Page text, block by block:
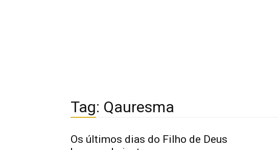
Tag: Qauresma
Os últimos dias do Filho de Deus